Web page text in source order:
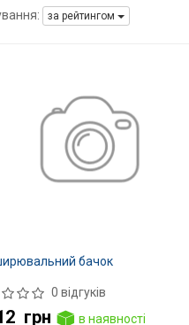
за рейтингом
бачок
0 відгуків
грн
в наявності